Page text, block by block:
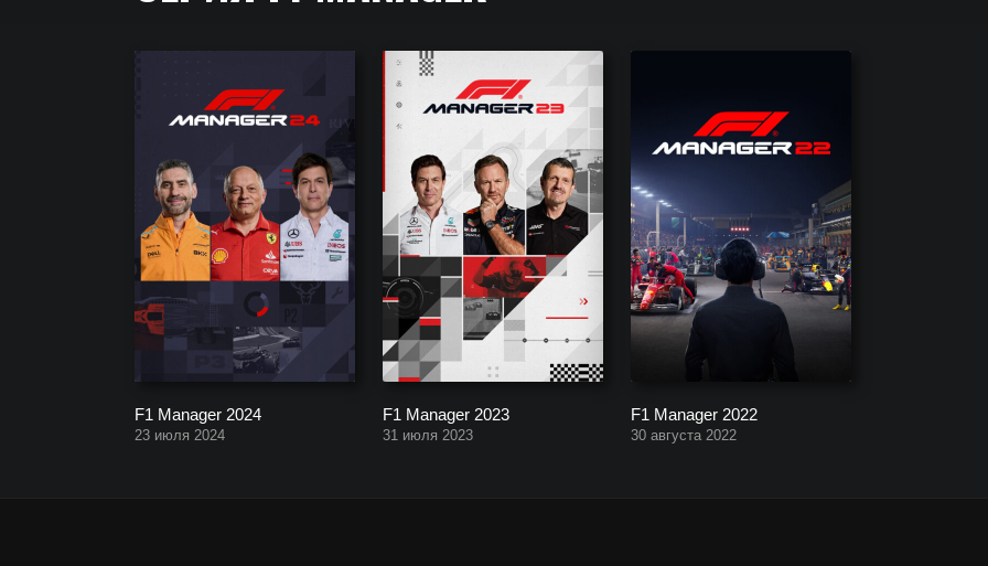
F1 Manager 2024
23 июля 2024
F1 Manager 2023
31 июля 2023
F1 Manager 2022
30 августа 2022